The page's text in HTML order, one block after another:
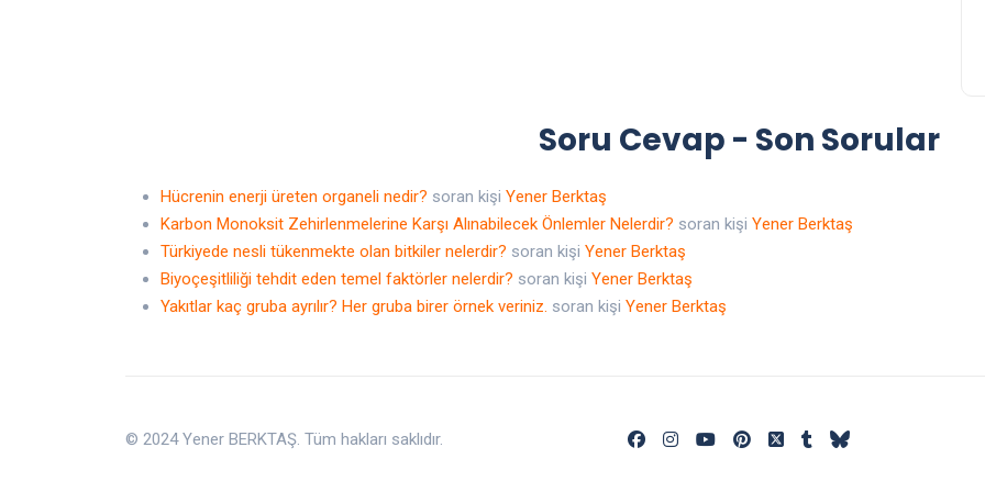
Soru Cevap - Son Sorular
Hücrenin enerji üreten organeli nedir? soran kişi Yener Berktaş
Karbon Monoksit Zehirlenmelerine Karşı Alınabilecek Önlemler Nelerdir? soran kişi Yener Berktaş
Türkiyede nesli tükenmekte olan bitkiler nelerdir? soran kişi Yener Berktaş
Biyoçeşitliliği tehdit eden temel faktörler nelerdir? soran kişi Yener Berktaş
Yakıtlar kaç gruba ayrılır? Her gruba birer örnek veriniz. soran kişi Yener Berktaş
© 2024 Yener BERKTAŞ. Tüm hakları saklıdır.